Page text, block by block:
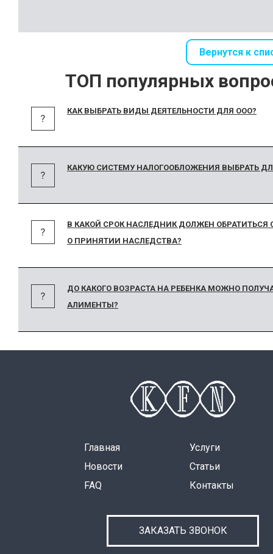
Вернутся к
ТОП популярных
КАК ВЫБРАТЬ ВИДЫ ДЕЯТЕЛЬНОСТИ ДЛЯ ООО?
КАКУЮ СИСТЕМУ НАЛОГООБЛОЖЕНИЯ ВЫБРАТЬ
В КАКОЙ СРОК НАСЛЕДНИК ДОЛЖЕН ОБРАТИТЬСЯ
О ПРИНЯТИИ НАСЛЕДСТВА?
ДО КАКОГО ВОЗРАСТА НА РЕБЕНКА МОЖНО
АЛИМЕНТЫ?
Главная
Услуги
Новости
Статьи
FAQ
Контакты
ЗАКАЗАТЬ ЗВОНОК